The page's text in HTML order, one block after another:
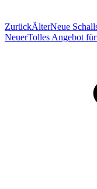
ZurückÄlterNeue
NeuerTolles Angebot